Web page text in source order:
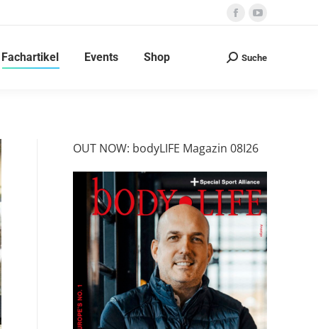
Facebook
opens
YouTube
opens
Fachartikel Events Shop Search:
Suche
OUT NOW: bodyLIFE Magazin 08I26